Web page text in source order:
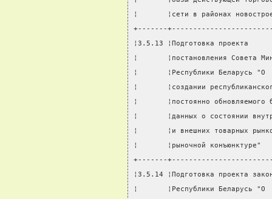
¦       ¦сети в районах
+-------
¦3.5.13 ¦Подготовка
¦       ¦постановления
¦       ¦Республики Беларусь
¦       ¦создании
¦       ¦постоянно
¦       ¦данных о
¦       ¦и внешних
¦       ¦рыночной
+-------
¦3.5.14 ¦Подготовка проекта
¦       ¦Республики Беларусь